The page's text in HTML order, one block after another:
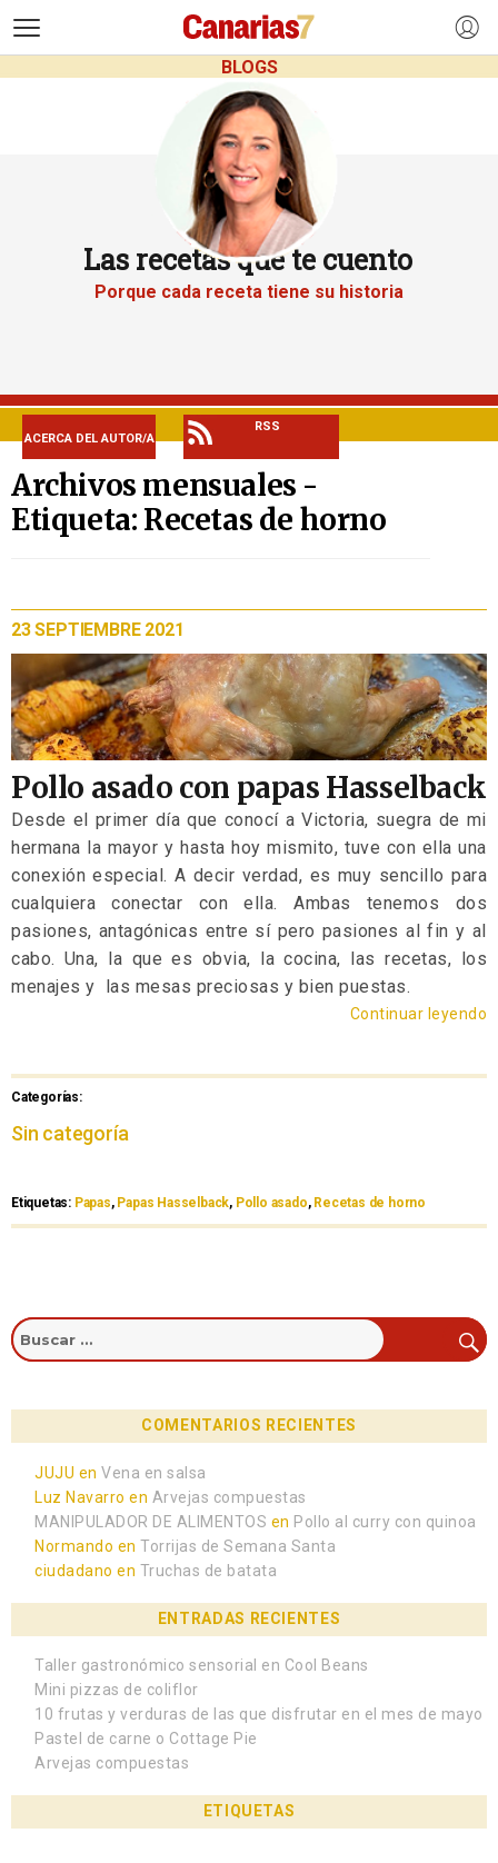
BLOGS
Las recetas que te cuento
Porque cada receta tiene su historia
ACERCA DEL AUTOR/A
RSS
Archivos mensuales -
Etiqueta: Recetas de horno
23 SEPTIEMBRE 2021
Pollo asado con papas Hasselback
Desde el primer día que conocí a Victoria, suegra de mi
hermana la mayor y hasta hoy mismito, tuve con ella una
conexión especial. A decir verdad, es muy sencillo para
cualquiera conectar con ella. Ambas tenemos dos
pasiones, antagónicas entre sí pero pasiones al fin y al
cabo. Una, la que es obvia, la cocina, las recetas, los
menajes y
las mesas preciosas y bien puestas.
Continuar leyendo
Categorías:
Sin categoría
Etiquetas: Papas, Papas Hasselback, Pollo asado, Recetas de horno
COMENTARIOS RECIENTES
JUJU enVena en salsa
Luz Navarro en Arvejas compuestas
MANIPULADOR DE ALIMENTOS en Pollo al curry con quinoa
Normando enTorrijas de Semana Santa
ciudadano en Truchas de batata
ENTRADAS RECIENTES
Taller gastronómico sensorial en Cool Beans
Mini pizzas de coliflor
10 frutas y verduras de las que disfrutar en el mes de mayo
Pastel de carne o Cottage Pie
Arvejas compuestas
ETIQUETAS